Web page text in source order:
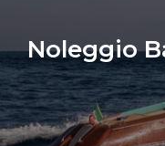
Noleggio